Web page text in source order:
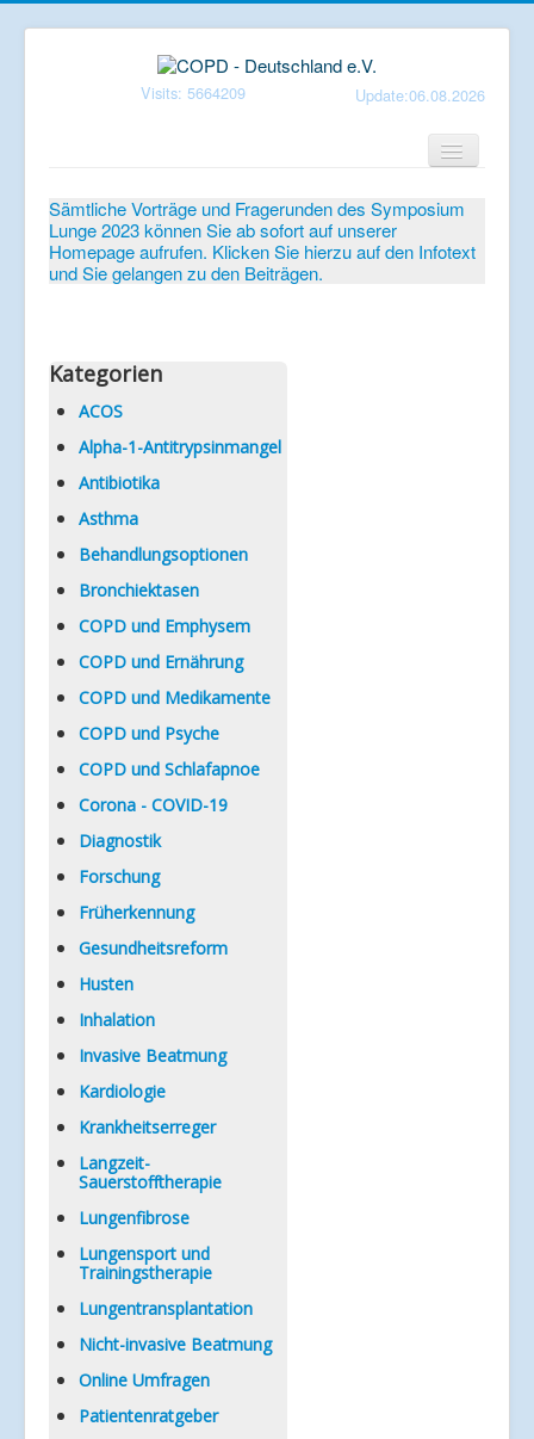
Visits: 5664209 Update:06.08.2026
Verein
Patientenbroschüren
Mediathek
Aktuelles
Veranstaltungen
Informationen
Sämtliche Vorträge und Fragerunden des Symposium
Lunge 2023 können Sie ab sofort auf unserer
Homepage aufrufen. Klicken Sie hierzu auf den Infotext
und Sie gelangen zu den Beiträgen.
Kategorien
ACOS
Alpha-1-Antitrypsinmangel
Antibiotika
Asthma
Behandlungsoptionen
Bronchiektasen
COPD und Emphysem
COPD und Ernährung
COPD und Medikamente
COPD und Psyche
COPD und Schlafapnoe
Corona - COVID-19
Diagnostik
Forschung
Früherkennung
Gesundheitsreform
Husten
Inhalation
Invasive Beatmung
Kardiologie
Krankheitserreger
Langzeit-
Sauerstofftherapie
Lungenfibrose
Lungensport und
Trainingstherapie
Lungentransplantation
Nicht-invasive Beatmung
Online Umfragen
Patientenratgeber